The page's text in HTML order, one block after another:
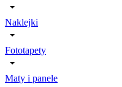
Naklejki
Fototapety
Maty i panele